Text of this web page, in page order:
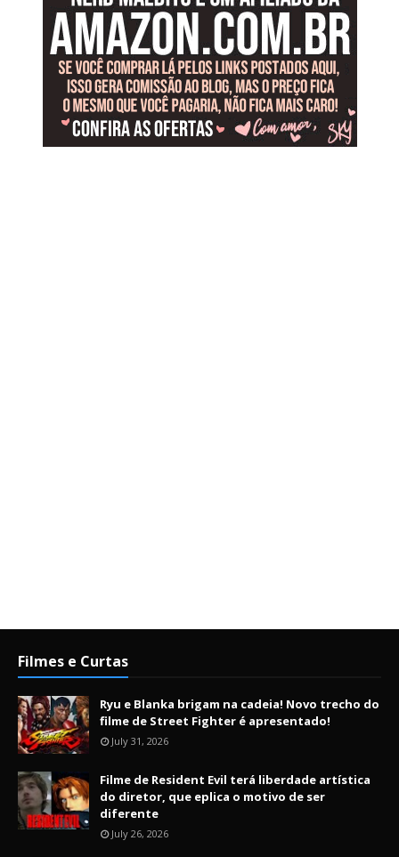
Filmes e Curtas
Ryu e Blanka brigam na cadeia! Novo trecho do
filme de Street Fighter é apresentado!
July 31, 2026
Filme de Resident Evil terá liberdade artística
do diretor, que eplica o motivo de ser
diferente
July 26, 2026